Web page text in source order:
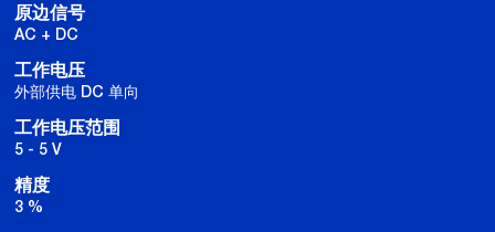
原边信号
AC + DC
工作电压
外部供电 DC 单向
工作电压范围
5 - 5 V
精度
3 %